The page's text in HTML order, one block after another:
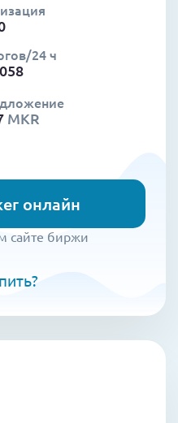
24 ч
MKR
онлайн
сайте биржи